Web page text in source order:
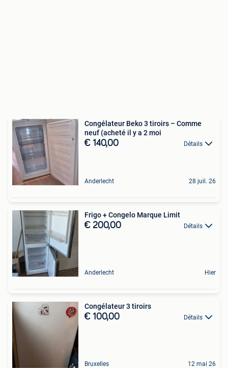
Congélateur Beko 3 tiroirs – Comme
neuf (acheté il y a 2 moi
€ 140,00 Détails
Anderlecht 28 juil. 26
Frigo + Congelo Marque Limit
€ 200,00 Détails
Anderlecht Hier
Congélateur 3 tiroirs
€ 100,00 Détails
Bruxelles 12 mai 26